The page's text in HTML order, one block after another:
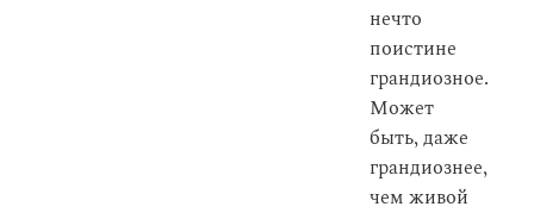
нечто
поистине
грандиозное.
Может
быть, даже
грандиознее,
чем живой